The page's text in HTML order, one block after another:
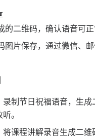
的二维码，确认语音可正
图片保存，通过微信、
制节日祝福语音，生成
。
将课程讲解录音生成二